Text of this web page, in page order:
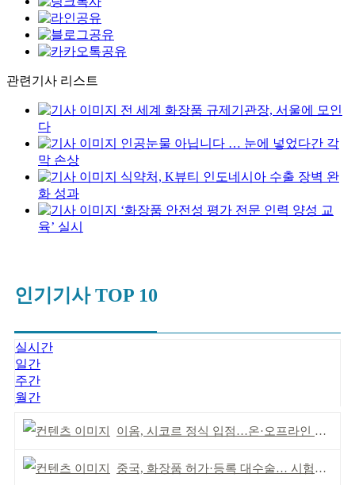
관련기사 리스트
전 세계 화장품 규제기관장, 서울에 모인
다
인공눈물 아닙니다 … 눈에 넣었다간 각
막 손상
식약처, K뷰티 인도네시아 수출 장벽 완
화 성과
‘화장품 안전성 평가 전문 인력 양성 교
육’ 실시
인기기사 TOP 10
실시간
일간
주간
월간
이옴, 시코르 정식 입점…온·오프라인 유통망 확대
중국, 화장품 허가·등록 대수술… 시험자료 공용 허용